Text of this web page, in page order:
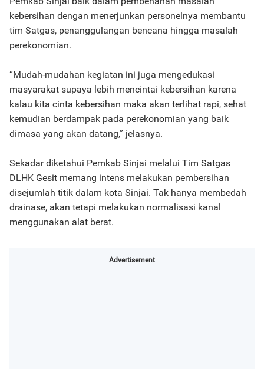
kebersihan dengan menerjunkan personelnya membantu
tim Satgas, penanggulangan bencana hingga masalah
perekonomian.
“Mudah-mudahan kegiatan ini juga mengedukasi
masyarakat supaya lebih mencintai kebersihan karena
kalau kita cinta kebersihan maka akan terlihat rapi, sehat
kemudian berdampak pada perekonomian yang baik
dimasa yang akan datang,” jelasnya.
Sekadar diketahui Pemkab Sinjai melalui Tim Satgas
DLHK Gesit memang intens melakukan pembersihan
disejumlah titik dalam kota Sinjai. Tak hanya membedah
drainase, akan tetapi melakukan normalisasi kanal
menggunakan alat berat.
Advertisement